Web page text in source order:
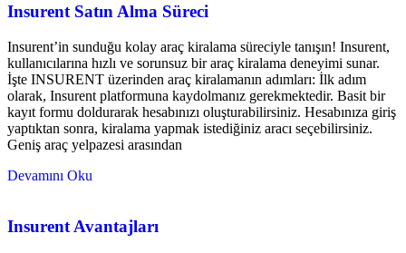
Insurent Satın Alma Süreci
Insurent’in sunduğu kolay araç kiralama süreciyle tanışın! Insurent,
kullanıcılarına hızlı ve sorunsuz bir araç kiralama deneyimi sunar.
İşte INSURENT üzerinden araç kiralamanın adımları: İlk adım
olarak, Insurent platformuna kaydolmanız gerekmektedir. Basit bir
kayıt formu doldurarak hesabınızı oluşturabilirsiniz. Hesabınıza giriş
yaptıktan sonra, kiralama yapmak istediğiniz aracı seçebilirsiniz.
Geniş araç yelpazesi arasından
Devamını Oku
Insurent Avantajları